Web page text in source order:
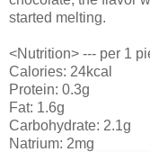
started melting.
<Nutrition> --- per 1
Calories: 24kcal
Protein: 0.3g
Fat: 1.6g
Carbohydrate: 2.1g
Natrium: 2mg